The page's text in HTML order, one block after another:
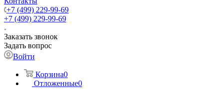
+7 (499) 229-99-69
+7 (499) 229-99-69
Заказать звонок
Задать вопрос
Войти
Корзина0
Отложенные0